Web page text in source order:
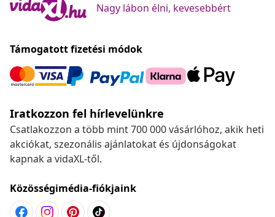
Nagy lábon élni, kevesebbért
Támogatott fizetési módok
Iratkozzon fel hírlevelünkre
Csatlakozzon a több mint 700 000 vásárlóhoz, akik heti
akciókat, szezonális ajánlatokat és újdonságokat
kapnak a vidaXL-től.
Közösségimédia-fiókjaink